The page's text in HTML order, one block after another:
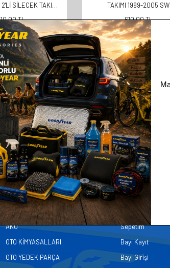
SILECEK TAKIMI
TL
TL
TAKIMI 1999-2005 SW
610,00TL
305,00TL
Kategoriler
AKÜ
OTO KİMYASALLARI
OTO YEDEK PARÇA
Üye
Sepetim
Bayi Kayıt
Bayi Girişi